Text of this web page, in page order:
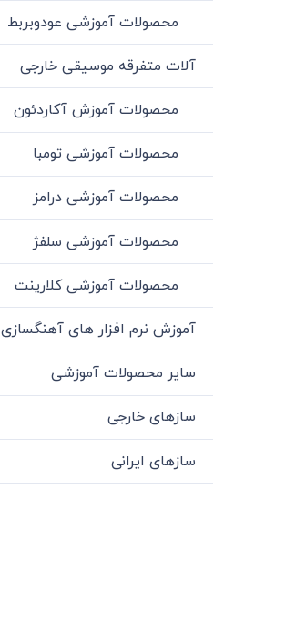
محصولات آموزشی عودوبربط
آلات متفرقه موسیقی خارجی
محصولات آموزش آکاردئون
محصولات آموزشی تومبا
محصولات آموزشی درامز
محصولات آموزشی سلفژ
محصولات آموزشی کلارینت
آموزش نرم افزار های آهنگسازی
سایر محصولات آموزشی
سازهای خارجی
سازهای ایرانی